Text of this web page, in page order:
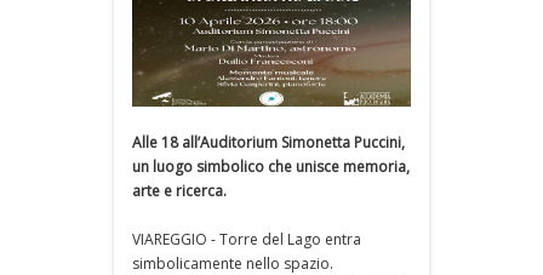
Alle 18 all’Auditorium Simonetta Puccini,
un luogo simbolico che unisce memoria,
arte e ricerca.
VIAREGGIO - Torre del Lago entra
simbolicamente nello spazio.